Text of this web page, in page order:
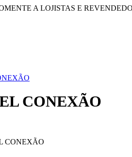
A LOJISTAS E
CONEXÃO
CONEXÃO